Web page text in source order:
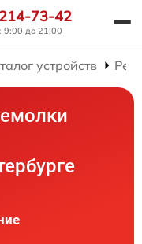
73-42
9:00 до 21:00
устройств